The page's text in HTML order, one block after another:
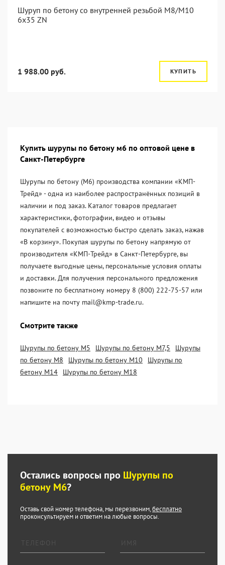
Шуруп по бетону со внутренней резьбой M8/M10
6x35 ZN
1 988.00 руб. КУПИТЬ
Купить шурупы по бетону м6 по оптовой цене в
Санкт-Петербурге
Шурупы по бетону (М6) производства компании «KМП-
Трейд» - одна из наиболее распространённых позиций в
наличии и под заказ. Каталог товаров предлагает
характеристики, фотографии, видео и отзывы
покупателей с возможностью быстро сделать заказ, нажав
«В корзину». Покупая шурупы по бетону напрямую от
производителя «KМП-Трейд» в Санкт-Петербурге, вы
получаете выгодные цены, персональные условия оплаты
и доставки. Для получения персонального предложения
позвоните по бесплатному номеру 8 (800) 222-75-57 или
напишите на почту mail@kmp-trade.ru.
Смотрите также
Шурупы по бетону М5 Шурупы по бетону М7,5
Шурупы
по бетону М8
Шурупы по бетону М10
Шурупы по
бетону М14
Шурупы по бетону М18
Остались вопросы про Шурупы по
бетону М6?
Оставь свой номер телефона, мы перезвоним,бесплатно
проконсультируем и ответим на любые вопросы.